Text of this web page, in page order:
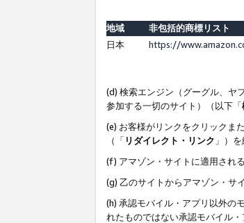
地域
非包括的商標リスト
日本
https://
(d) 検索エンジン（グーグル、ヤ
参加する一切のサイト）（以下「
(e) お客様がリンクをクリックま
（「 リダイレクト・リンク 」）
(f) アマゾン・サイトに適用され
(g) 乙のサイトからアマゾン・サ
(h) 承認モバイル・アプリ以外の
れたものではない承認モバイル